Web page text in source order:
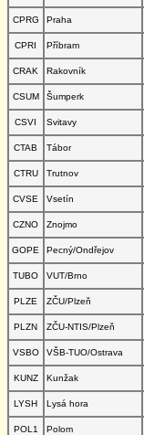
CPRG
Praha
CPRI
Příbram
CRAK
Rakovník
CSUM
Šumperk
CSVI
Svitavy
CTAB
Tábor
CTRU
Trutnov
CVSE
Vsetín
CZNO
Znojmo
GOPE
Pecný/Ondřejov
TUBO
VUT/Brno
PLZE
ZČU/Plzeň
PLZN
ZČU-NTIS/Plzeň
VSBO
VŠB-TUO/Ostrava
KUNZ
Kunžak
LYSH
Lysá hora
POL1
Polom